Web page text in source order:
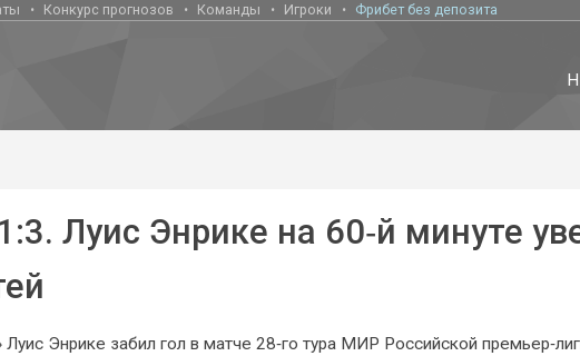
Конкурс прогнозов Команды Игроки Фрибет без депозита
Луис Энрике на 60‑й минуте
Луис Энрике забил гол в матче 28‑го тура МИР Российской